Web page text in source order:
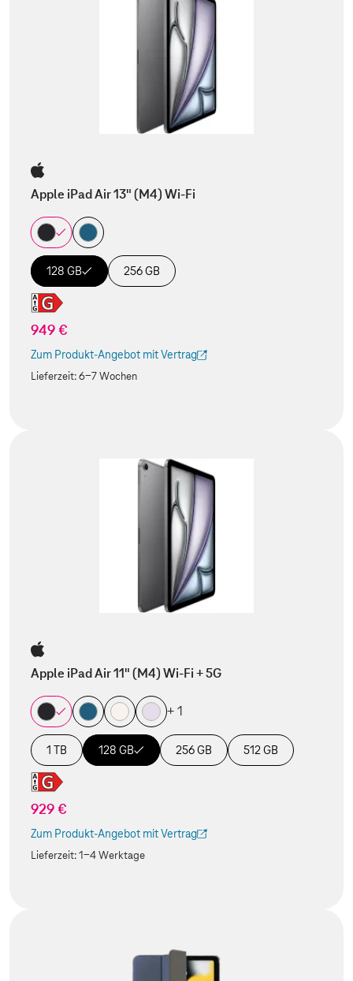
Apple iPad Air 13" (M4) Wi-Fi
128 GB 256 GB
949 €
Zum Produkt-Angebot mit Vertrag
(Der Link wird in einem neuen Tab geöffnet)
Lieferzeit:6-7 Wochen
Apple iPad Air 11" (M4) Wi-Fi + 5G
+ 1
1 TB 128 GB 256 GB 512 GB
929 €
Zum Produkt-Angebot mit Vertrag
(Der Link wird in einem neuen Tab geöffnet)
Lieferzeit:1-4 Werktage